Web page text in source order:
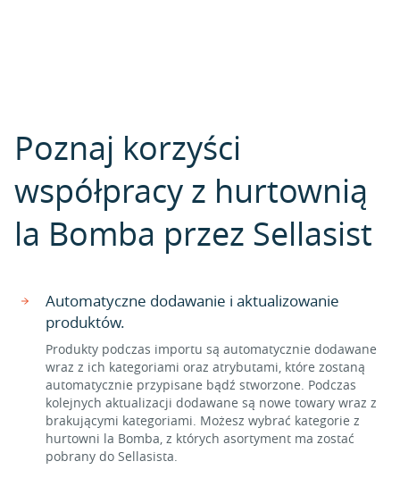
Poznaj korzyści
współpracy z hurtownią
la Bomba przez Sellasist
Automatyczne dodawanie i aktualizowanie
produktów.
Produkty podczas importu są automatycznie dodawane
wraz z ich kategoriami oraz atrybutami, które zostaną
automatycznie przypisane bądź stworzone. Podczas
kolejnych aktualizacji dodawane są nowe towary wraz z
brakującymi kategoriami. Możesz wybrać kategorie z
hurtowni la Bomba, z których asortyment ma zostać
pobrany do Sellasista.